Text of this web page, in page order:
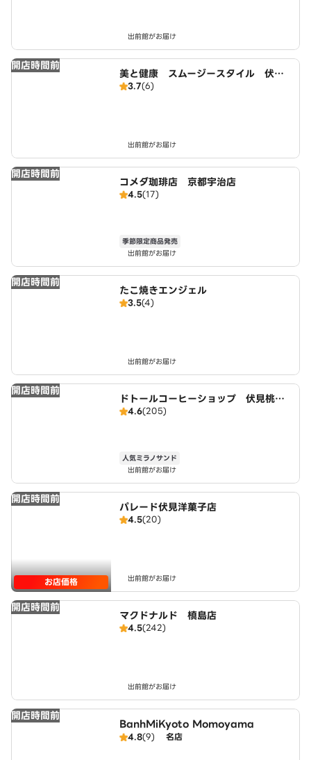
出前館がお届け
開店時間前
美と健康 スムージースタイル 伏見
向島店
3.7(6)
出前館がお届け
開店時間前
コメダ珈琲店 京都宇治店
4.5(17)
季節限定商品発売
出前館がお届け
開店時間前
たこ焼きエンジェル
3.5(4)
出前館がお届け
開店時間前
ドトールコーヒーショップ 伏見桃山
駅前店
4.6(205)
人気ミラノサンド
出前館がお届け
開店時間前
お店価格
パレード伏見洋菓子店
4.5(20)
出前館がお届け
開店時間前
マクドナルド 槙島店
4.5(242)
出前館がお届け
開店時間前
BanhMiKyoto Momoyama
4.8(9) 名店